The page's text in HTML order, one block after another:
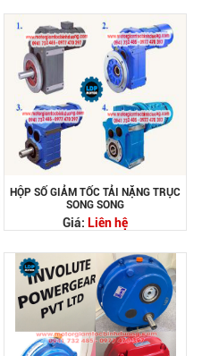
HỘP SỐ GIẢM TỐC TẢI NẶNG TRỤC
SONG SONG
Giá: Liên hệ